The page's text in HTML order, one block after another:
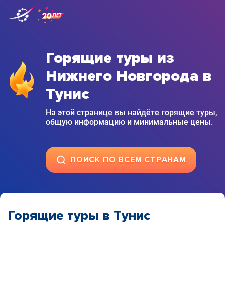
Горящие туры из
Нижнего Новгорода в
Тунис
На этой странице вы найдёте горящие туры,
общую информацию и минимальные цены.
ПОИСК ПО ВСЕМ СТРАНАМ
Горящие туры в Тунис